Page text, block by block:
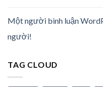
Một người bình luận
người!
TAG CLOUD